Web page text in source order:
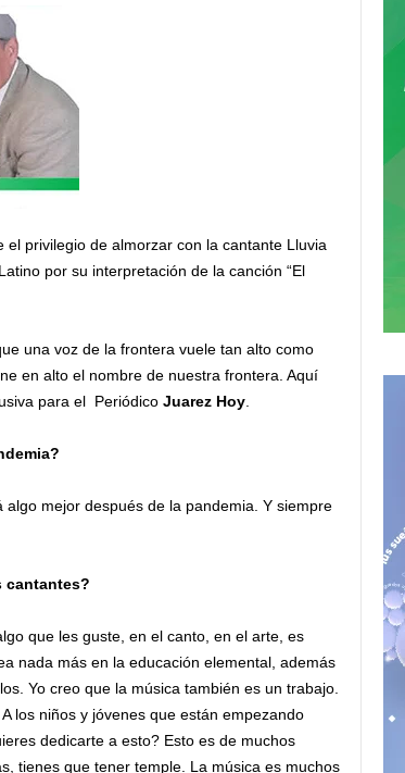
privilegio de almorzar con la cantante Lluvia
por su interpretación de la canción “El
una voz de la frontera vuele tan alto como
en alto el nombre de nuestra frontera. Aquí
para el Periódico Juarez Hoy.
mejor después de la pandemia. Y siempre
cantantes?
que les guste, en el canto, en el arte, es
nada más en la educación elemental, además
Yo creo que la música también es un trabajo.
los niños y jóvenes que están empezando
dedicarte a esto? Esto es de muchos
tienes que tener temple. La música es muchos